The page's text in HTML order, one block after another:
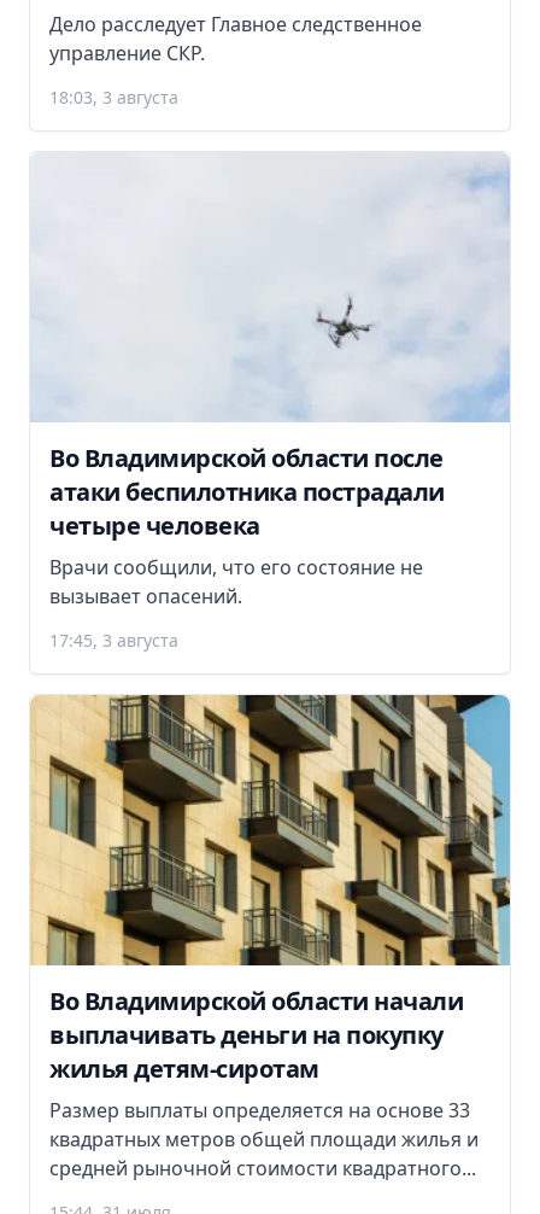
Дело расследует Главное следственное
управление СКР.
18:03, 3 августа
Во Владимирской области после
атаки беспилотника пострадали
четыре человека
Врачи сообщили, что его состояние не
вызывает опасений.
17:45, 3 августа
Во Владимирской области начали
выплачивать деньги на покупку
жилья детям-сиротам
Размер выплаты определяется на основе 33
квадратных метров общей площади жилья и
средней рыночной стоимости квадратного...